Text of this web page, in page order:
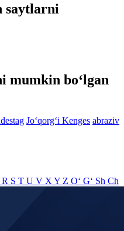
saytlarni
mumkin bo‘lgan
Jo‘qorg‘i Kenges abraziv
R S T U V X Y Z O‘ G‘ Sh Ch